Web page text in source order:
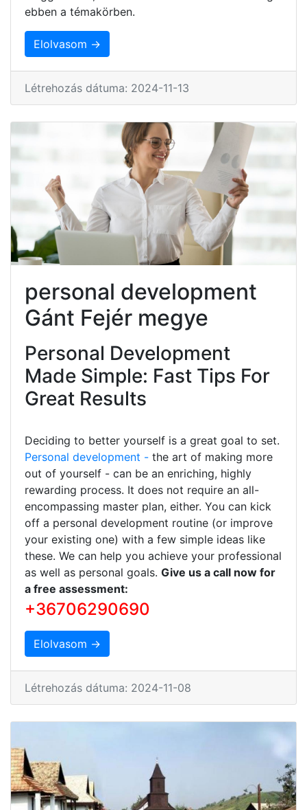
ebben a témakörben.
Elolvasom →
Létrehozás dátuma: 2024-11-13
personal development
Gánt Fejér megye
Personal Development
Made Simple: Fast Tips For
Great Results
Deciding to better yourself is a great goal to set.
Personal development - the art of making more
out of yourself - can be an enriching, highly
rewarding process. It does not require an all-
encompassing master plan, either. You can kick
off a personal development routine (or improve
your existing one) with a few simple ideas like
these. We can help you achieve your professional
as well as personal goals. Give us a call now for
a free assessment:
+36706290690
Elolvasom →
Létrehozás dátuma: 2024-11-08